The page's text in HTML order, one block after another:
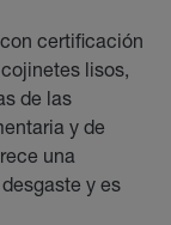
certificación
lisos,
de las
y de
una
y es